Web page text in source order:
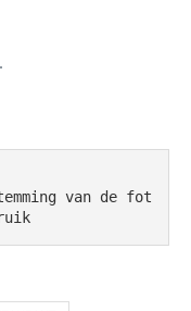
van de fot